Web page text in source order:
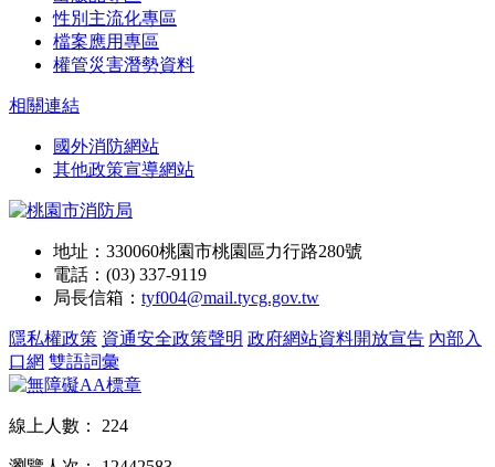
性別主流化專區
檔案應用專區
權管災害潛勢資料
相關連結
國外消防網站
其他政策宣導網站
地址：330060桃園市桃園區力行路280號
電話：(03) 337-9119
局長信箱： tyf004@mail.tycg.gov.tw
隱私權政策 資通安全政策聲明 政府網站資料開放宣告 內部入
口網 雙語詞彙
線上人數： 224